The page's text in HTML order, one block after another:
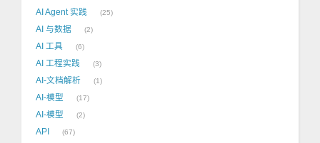
AI Agent 实践 25
AI 与数据 2
AI 工具 6
AI 工程实践 3
AI-文档解析 1
AI-模型 17
AI-模型 2
API 67